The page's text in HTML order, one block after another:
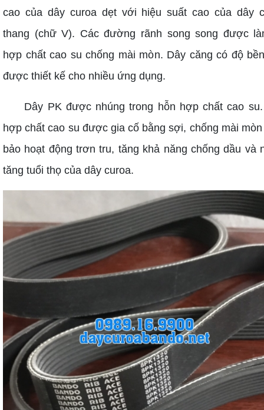
cao của dây curoa dẹt với hiệu suất cao của dây
thang (chữ V). Các đường rãnh song song được
hợp chất cao su chống mài mòn. Dây căng có độ
được thiết kế cho nhiều ứng dụng.
Dây PK được nhúng trong hỗn hợp chất cao
hợp chất cao su được gia cố bằng sợi, chống mài
bảo hoạt động trơn tru, tăng khả năng chống dầu và
tăng tuổi thọ của dây curoa.